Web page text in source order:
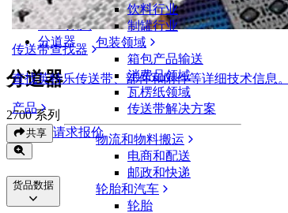
传送带查找器
查找英特乐传送带、部件和附件等详细技术信息。
产品
饮料行业
制罐行业
包装领域
箱包产品输送
消费品领域
瓦楞纸领域
传送带解决方案
物流和物料搬运
电商和配送
邮政和快递
轮胎和汽车
轮胎
模塑传送带
2700 系列
分道器
分道器
2700 系列
共享 请求报价
货品数据